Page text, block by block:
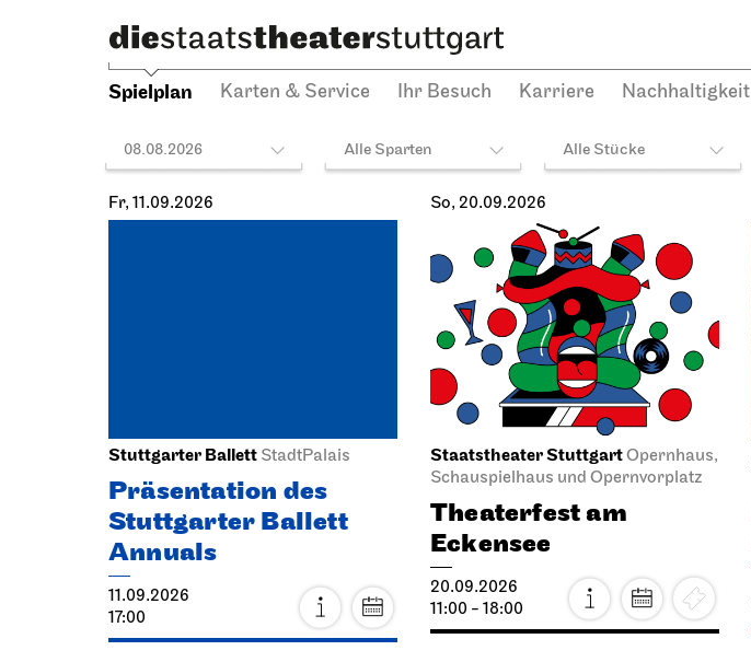
Spielplan Karten & Service Ihr Besuch Karriere Nachhaltigkeit
08.08.2026 Alle Sparten Alle Stücke
Fr, 11.09.2026
Stuttgarter Ballett StadtPalais
Präsentation des
Stuttgarter Ballett
Annuals
11.09.2026
17:00
So, 20.09.2026
Staatstheater StuttgartOpernhaus,
Schauspielhaus und Opernvorplatz
Theaterfest am
Eckensee
20.09.2026
11:00 - 18:00